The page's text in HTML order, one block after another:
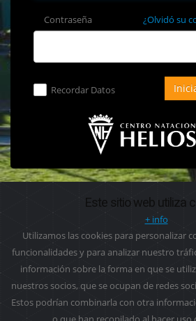
Contraseña ¿Olvidó su
Recordar Datos
Este sitio web utiliza
+ info
Utilizamos las cookies para personalizar
funcionalidades y para analizar nuestro
información sobre la forma en que se
nuestros socios, que se ocupan de redes
Estos podrían combinarla con otra